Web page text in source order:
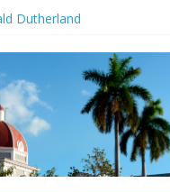
mayores de 50 años
fiel